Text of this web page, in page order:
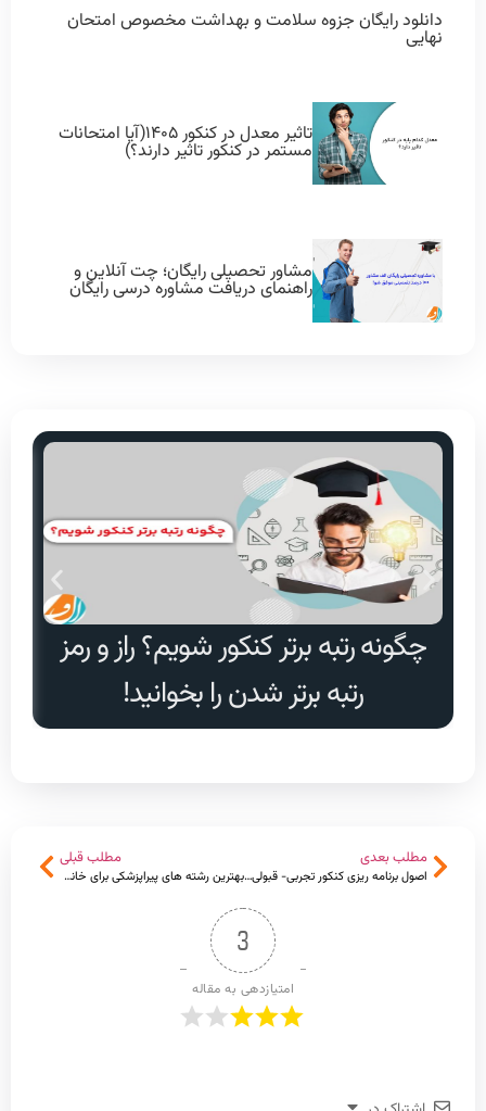
دانلود رایگان جزوه سلامت و بهداشت مخصوص امتحان
نهایی
تاثیر معدل در کنکور ۱۴۰۵(آیا امتحانات
مستمر در کنکور تاثیر دارند؟)
مشاور تحصیلی رایگان؛ چت آنلاین و
راهنمای دریافت مشاوره درسی رایگان
چگونه رتبه برتر کنکور شویم؟ راز و رمز
رتبه برتر شدن را بخوانید!
مطلب بعدی
اصول برنامه ریزی کنکور تجربی- قبولی پزشکی تضمینی
مطلب قبلی
بهترین رشته های پیراپزشکی برای خانم ها و آقایان
3
امتیازدهی به مقاله